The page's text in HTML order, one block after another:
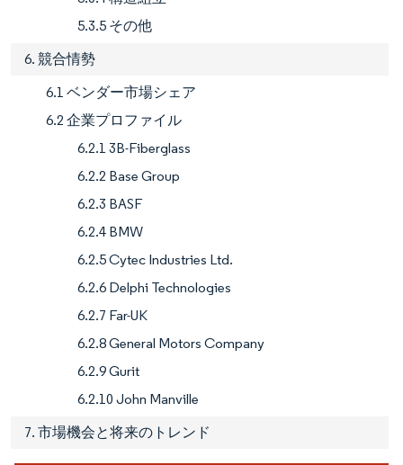
5.3.5 その他
6. 競合情勢
6.1 ベンダー市場シェア
6.2 企業プロファイル
6.2.1 3B-Fiberglass
6.2.2 Base Group
6.2.3 BASF
6.2.4 BMW
6.2.5 Cytec Industries Ltd.
6.2.6 Delphi Technologies
6.2.7 Far-UK
6.2.8 General Motors Company
6.2.9 Gurit
6.2.10 John Manville
7. 市場機会と将来のトレンド